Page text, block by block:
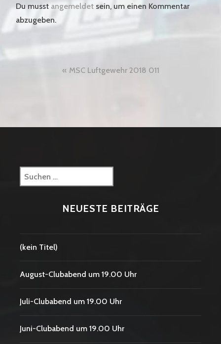
Du musst angemeldet sein, um einen Kommentar
abzugeben.
Beitragsnavigation
MSC Luftgewehr 2018 011
Suchen
nach:
NEUESTE BEITRÄGE
(kein Titel)
August-Clubabend um 19.00 Uhr
Juli-Clubabend um 19.00 Uhr
Juni-Clubabend um 19.00 Uhr